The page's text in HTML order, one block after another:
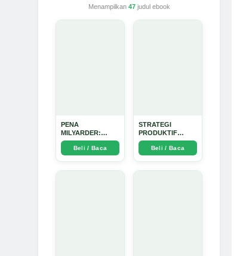
Menampilkan 47judul ebook
PENA
MILYARDER:
Kisah, Rahasia
Sukses, dan
Panduan Menjadi
Beli / Baca
STRATEGI
PRODUKTIF
MENULIS UPDATE
- Arda Dinata
Beli / Baca